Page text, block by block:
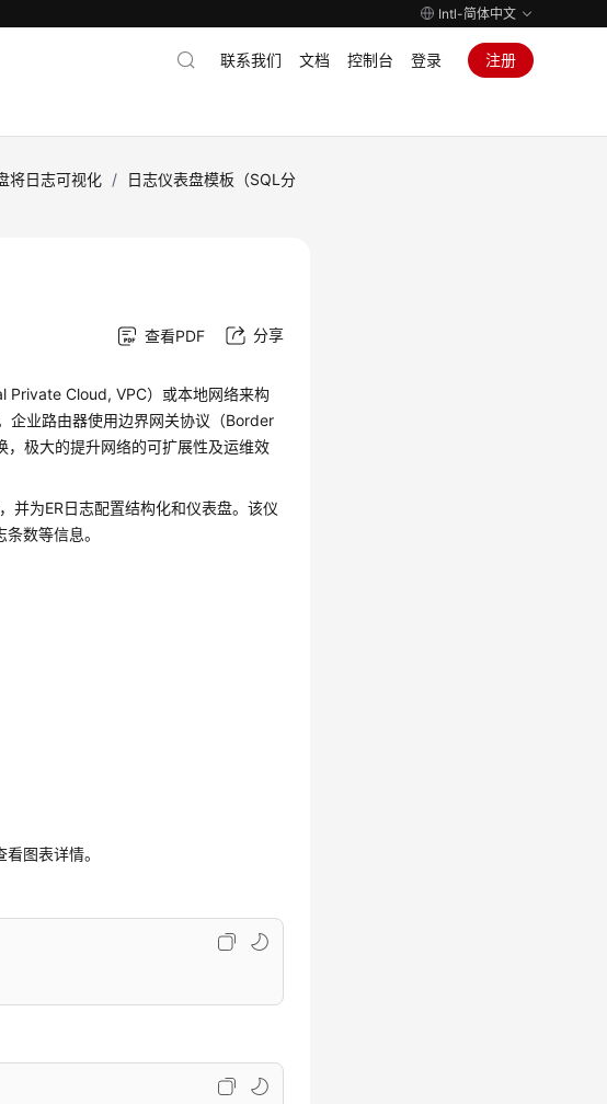
Intl-简体中文
联系我们 文档 控制台 登录 注册
将日志可视化 /
日志仪表盘模板（SQL分
查看PDF 分享
Private Cloud, VPC）或本地网络来构
企业路由器使用边界网关协议（Border
极大的提升网络的可扩展性及运维效
并为ER日志配置结构化和仪表盘。该仪
数等信息。
图表详情。